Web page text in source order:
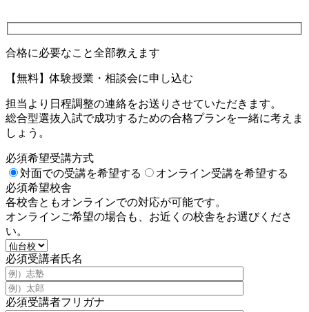
合格に必要なこと全部教えます
【無料】体験授業・相談会に申し込む
担当より日程調整の連絡をお送りさせていただきます。
総合型選抜入試で成功するための合格プランを一緒に考えま
しょう。
必須希望受講方式
対面での受講を希望する
オンライン受講を希望する
必須希望校舎
各校舎ともオンラインでの対応が可能です。
オンラインご希望の場合も、お近くの校舎をお選びくださ
い。
必須受講者氏名
必須受講者フリガナ